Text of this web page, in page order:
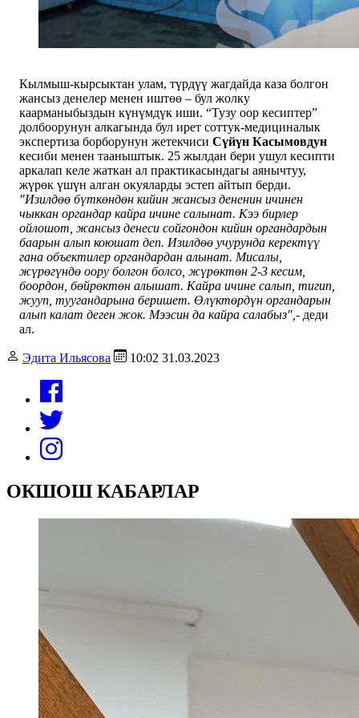
Кылмыш-кырсыктан улам, түрдүү жагдайда каза болгон
жансыз денелер менен иштөө – бул жолку
каарманыбыздын күнүмдүк иши. “Тузу оор кесиптер”
долбоорунун алкагында бул ирет соттук-медициналык
экспертиза борборунун жетекчиси Сүйүн Касымовдун
кесиби менен тааныштык. 25 жылдан бери ушул кесипти
аркалап келе жаткан ал практикасындагы аянычтуу,
жүрөк үшүн алган окуяларды эстеп айтып берди.
"Изилдөө бүткөндөн кийин жансыз дененин ичинен
чыккан органдар кайра ичине салынат. Кээ бирлер
ойлошот, жансыз денеси сойгондон кийин органдардын
баарын алып коюшат деп. Изилдөө учурунда керектүү
гана объектилер органдардан алынат. Мисалы,
жүрөгүндө оору болгон болсо, жүрөктөн 2-3 кесим,
боордон, бөйрөктөн алышат. Кайра ичине салып, тигип,
жууп, туугандарына беришет. Өлүктөрдүн органдарын
алып калат деген жок. Мээсин да кайра салабыз",- деди
ал.
Эдита Ильясова 10:02 31.03.2023
ОКШОШ КАБАРЛАР